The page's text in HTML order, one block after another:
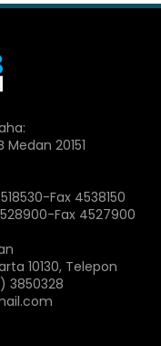
20151
Fax 4538150
Fax 4527900
10130, Telepon
3850328